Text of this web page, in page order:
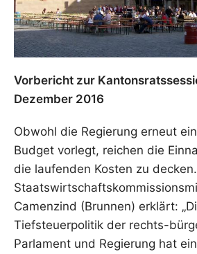
Vorbericht zur
Dezember 2016
Obwohl die Regierung erneut
Budget vorlegt, reichen die
die laufenden Kosten zu decken.
Camenzind (Brunnen) erklärt:
Tiefsteuerpolitik der rechts-
Parlament und Regierung hat